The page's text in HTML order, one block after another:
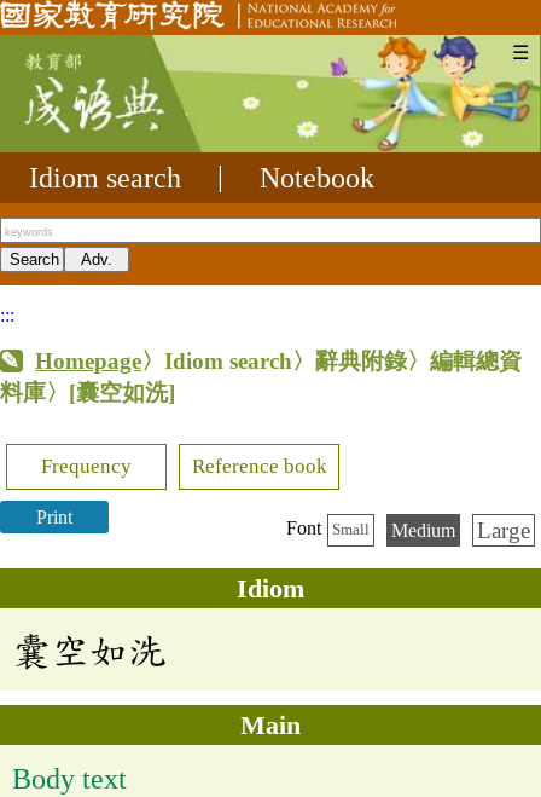
☰
Idiom search Notebook
:::
Homepage〉Idiom search〉辭典附錄〉編輯總資
料庫〉 [囊空如洗]
Frequency Reference book
Print
Font Small Medium Large
Idiom
囊空如洗
Main
Body text